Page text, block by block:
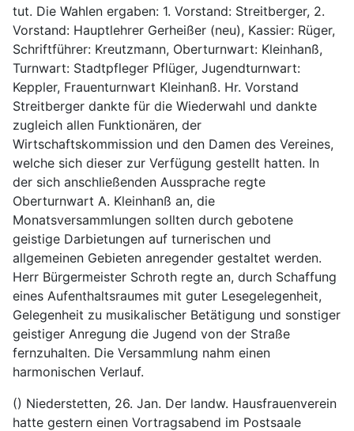
tut. Die Wahlen ergaben: 1. Vorstand: Streitberger, 2.
Vorstand: Hauptlehrer Gerheißer (neu), Kassier: Rüger,
Schriftführer: Kreutzmann, Oberturnwart: Kleinhanß,
Turnwart: Stadtpfleger Pflüger, Jugendturnwart:
Keppler, Frauenturnwart Kleinhanß. Hr. Vorstand
Streitberger dankte für die Wiederwahl und dankte
zugleich allen Funktionären, der
Wirtschaftskommission und den Damen des Vereines,
welche sich dieser zur Verfügung gestellt hatten. In
der sich anschließenden Aussprache regte
Oberturnwart A. Kleinhanß an, die
Monatsversammlungen sollten durch gebotene
geistige Darbietungen auf turnerischen und
allgemeinen Gebieten anregender gestaltet werden.
Herr Bürgermeister Schroth regte an, durch Schaffung
eines Aufenthaltsraumes mit guter Lesegelegenheit,
Gelegenheit zu musikalischer Betätigung und sonstiger
geistiger Anregung die Jugend von der Straße
fernzuhalten. Die Versammlung nahm einen
harmonischen Verlauf.
() Niederstetten, 26. Jan. Der landw. Hausfrauenverein
hatte gestern einen Vortragsabend im Postsaale